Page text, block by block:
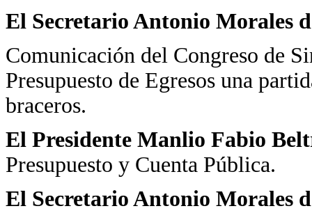
El Secretario Antonio Morales
Comunicación del Congreso de
Presupuesto de Egresos una
braceros.
El Presidente Manlio Fabio
Presupuesto y Cuenta Pública.
El Secretario Antonio Morales